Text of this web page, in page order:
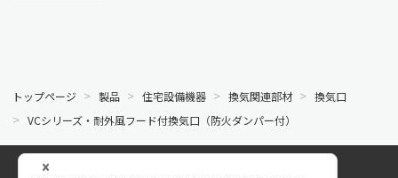
トップページ 製品 住宅設備機器 換気関連部材
換気口
VCシリーズ・耐外風フード付換気口（防火ダンパー付）